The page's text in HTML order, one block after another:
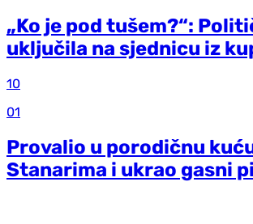
„Ko je pod tušem?“:
uključila na sjednicu iz
10
01
Provalio u porodičnu
Stanarima i ukrao gasni